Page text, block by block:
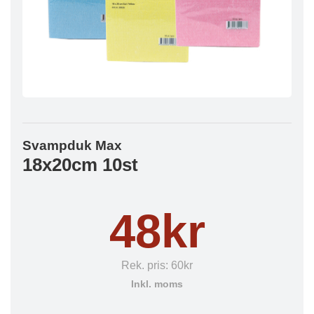
Svampduk Max
18x20cm 10st
48kr
Rek. pris: 60kr
Inkl. moms